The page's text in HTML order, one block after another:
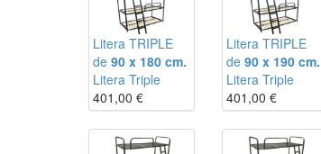
Litera TRIPLE
de 90 x 180 cm.
Litera Triple
401,00 €
Litera TRIPLE
de90 x 190 cm.
Litera Triple
401,00 €